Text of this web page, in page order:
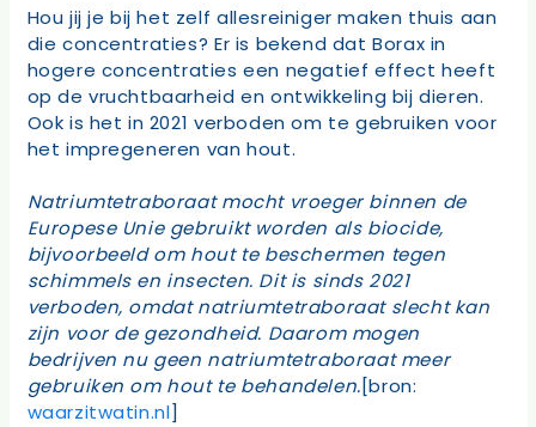
Hou jij je bij het zelf allesreiniger maken thuis aan
die concentraties? Er is bekend dat Borax in
hogere concentraties een negatief effect heeft
op de vruchtbaarheid en ontwikkeling bij dieren.
Ook is het in 2021 verboden om te gebruiken voor
het impregeneren van hout.
Natriumtetraboraat mocht vroeger binnen de
Europese Unie gebruikt worden als biocide,
bijvoorbeeld om hout te beschermen tegen
schimmels en insecten. Dit is sinds 2021
verboden, omdat natriumtetraboraat slecht kan
zijn voor de gezondheid. Daarom mogen
bedrijven nu geen natriumtetraboraat meer
gebruiken om hout te behandelen.[bron:
waarzitwatin.nl]